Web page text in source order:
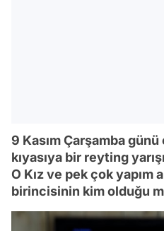
9 Kasım Çarşamba
kıyasıya bir reyting
O Kız ve pek çok yapım
birincisinin kim olduğu